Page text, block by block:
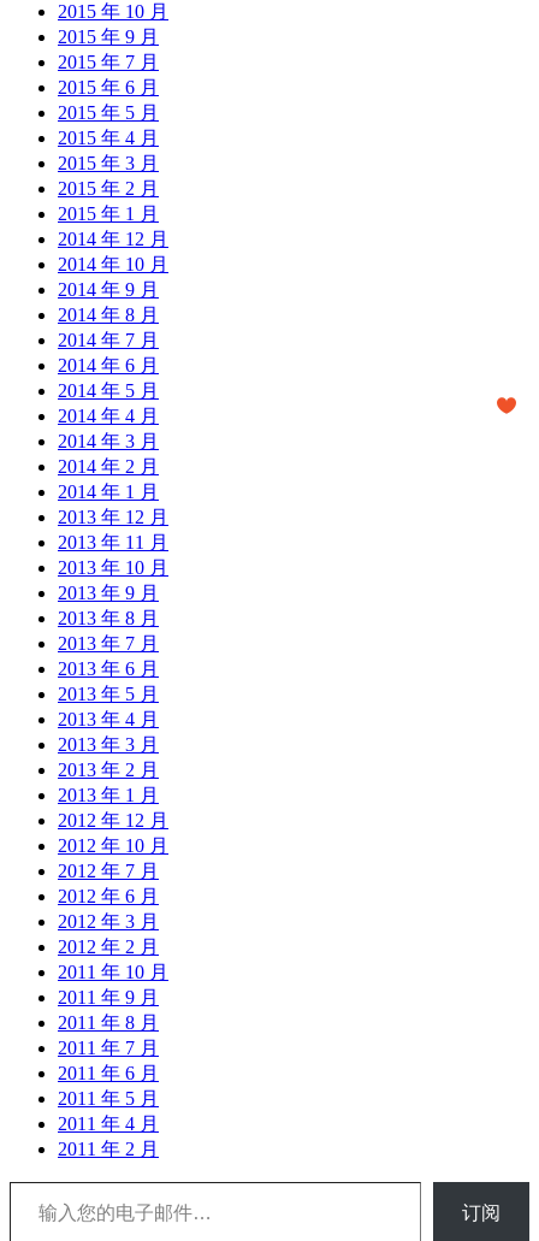
2015 年 10 月
2015 年 9 月
2015 年 7 月
2015 年 6 月
2015 年 5 月
2015 年 4 月
2015 年 3 月
2015 年 2 月
2015 年 1 月
2014 年 12 月
2014 年 10 月
2014 年 9 月
2014 年 8 月
2014 年 7 月
2014 年 6 月
2014 年 5 月
2014 年 4 月
2014 年 3 月
2014 年 2 月
2014 年 1 月
2013 年 12 月
2013 年 11 月
2013 年 10 月
2013 年 9 月
2013 年 8 月
2013 年 7 月
2013 年 6 月
2013 年 5 月
2013 年 4 月
2013 年 3 月
2013 年 2 月
2013 年 1 月
2012 年 12 月
2012 年 10 月
2012 年 7 月
2012 年 6 月
2012 年 3 月
2012 年 2 月
2011 年 10 月
2011 年 9 月
2011 年 8 月
2011 年 7 月
2011 年 6 月
2011 年 5 月
2011 年 4 月
2011 年 2 月
输入您的电子邮件…
订阅